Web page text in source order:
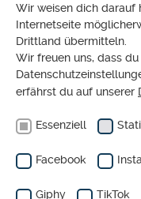
Schaffen wir
Wir weisen dich darauf
Internetseite
Drittland übermitteln.
Wir freuen uns, dass
erfährst du auf unserer
Essenziell
Facebook
Giphy TikTok